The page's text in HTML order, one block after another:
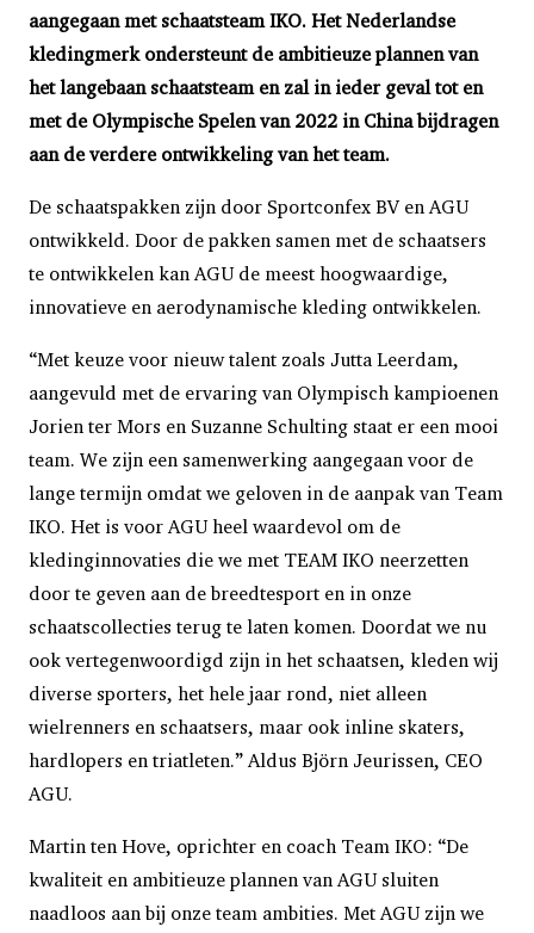
aangegaan met schaatsteam IKO. Het Nederlandse
kledingmerk ondersteunt de ambitieuze plannen van
het langebaan schaatsteam en zal in ieder geval tot en
met de Olympische Spelen van 2022 in China bijdragen
aan de verdere ontwikkeling van het team.
De schaatspakken zijn door Sportconfex BV en AGU
ontwikkeld. Door de pakken samen met de schaatsers
te ontwikkelen kan AGU de meest hoogwaardige,
innovatieve en aerodynamische kleding ontwikkelen.
“Met keuze voor nieuw talent zoals Jutta Leerdam,
aangevuld met de ervaring van Olympisch kampioenen
Jorien ter Mors en Suzanne Schulting staat er een mooi
team. We zijn een samenwerking aangegaan voor de
lange termijn omdat we geloven in de aanpak van Team
IKO. Het is voor AGU heel waardevol om de
kledinginnovaties die we met TEAM IKO neerzetten
door te geven aan de breedtesport en in onze
schaatscollecties terug te laten komen. Doordat we nu
ook vertegenwoordigd zijn in het schaatsen, kleden wij
diverse sporters, het hele jaar rond, niet alleen
wielrenners en schaatsers, maar ook inline skaters,
hardlopers en triatleten.” Aldus Björn Jeurissen, CEO
AGU.
Martin ten Hove, oprichter en coach Team IKO: “De
kwaliteit en ambitieuze plannen van AGU sluiten
naadloos aan bij onze team ambities. Met AGU zijn we